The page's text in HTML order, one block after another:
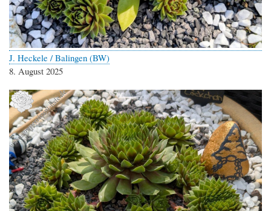
J. Heckele / Balingen (BW)
8. August 2025